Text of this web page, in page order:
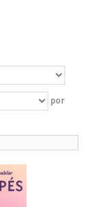
por